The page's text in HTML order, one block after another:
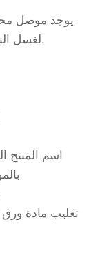
لغسل النيتروجين في الكيس لإطالة مدة صلاحيته.
اسم المنتج
تعليب مادة ورق